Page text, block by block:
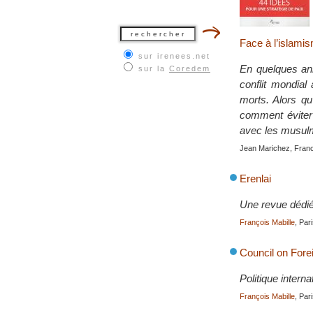
sur irenees.net
sur la Coredem
Face à
En quelques
conflit mondial
morts. Alors
comment
avec les
Jean Marichez,
Erenlai
Une revue
François Mabille ,
Council on
Politique
François Mabille ,